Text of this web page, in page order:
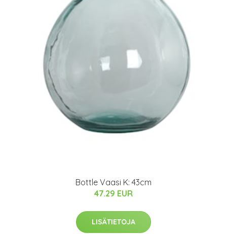
Bottle Vaasi K: 43cm
47.29 EUR
LISÄTIETOJA